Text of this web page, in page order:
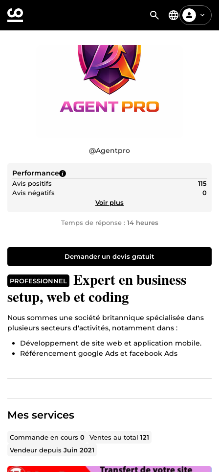
@Agentpro
Performance
Avis positifs
115
Avis négatifs
0
Voir plus
Temps de réponse : 14 heures
Demander un devis gratuit
PROFESSIONNEL
Expert en business
setup, web et coding
Nous sommes une société britannique spécialisée dans
plusieurs secteurs d'activités, notamment dans :
Développement de site web et application mobile.
Référencement google Ads et facebook Ads
Mes services
Commande en cours0 Ventes au total121
Vendeur depuisJuin 2021